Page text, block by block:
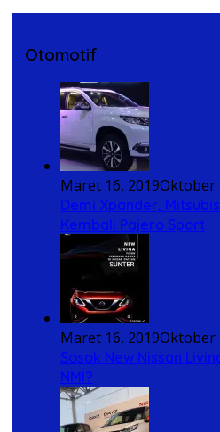
Otomotif
Maret 16, 2019Oktober
Demi Xpander,
Kembali Pajero Sport
Maret 16, 2019Oktober
Sosok New Nissan
NMI?